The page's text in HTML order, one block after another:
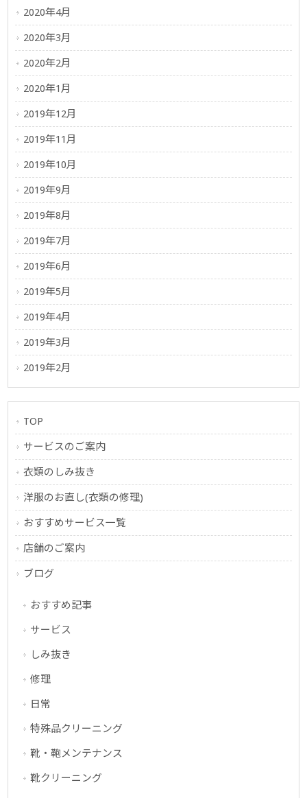
2020年4月
2020年3月
2020年2月
2020年1月
2019年12月
2019年11月
2019年10月
2019年9月
2019年8月
2019年7月
2019年6月
2019年5月
2019年4月
2019年3月
2019年2月
TOP
サービスのご案内
衣類のしみ抜き
洋服のお直し(衣類の修理)
おすすめサービス一覧
店舗のご案内
ブログ
おすすめ記事
サービス
しみ抜き
修理
日常
特殊品クリーニング
靴・鞄メンテナンス
靴クリーニング